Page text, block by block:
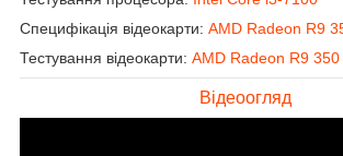
Специфікація відеокарти: AMD Radeon R9
Тестування відеокарти: AMD Radeon R9 350
Відеоогляд